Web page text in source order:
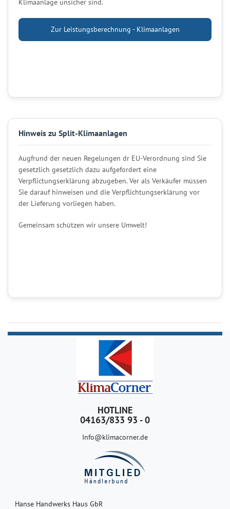
Klimaanlage unsicher sind.
Zur Leistungsberechnung - Klimaanlagen
Hinweis zu Split-Klimaanlagen
Augfrund der neuen Regelungen dr EU-Verordnung sind Sie
gesetzlich gesetzlich dazu aufgefordert eine
Verpflictungserklärung abzugeben. Ver als Verkäufer müssen
Sie darauf hinweisen und die Verpflichtungserklärung vor
der Lieferung vorliegen haben.
Gemeinsam schützen wir unsere Umwelt!
HOTLINE
04163/833 93 - 0
Info@klimacorner.de
Hanse Handwerks Haus GbR